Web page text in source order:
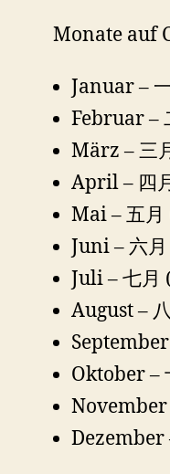
Monate auf
Januar –
Februar –
März – 三
April – 四
Mai – 五
Juni – 六
Juli – 七月
August –
Oktober –
November
Dezember